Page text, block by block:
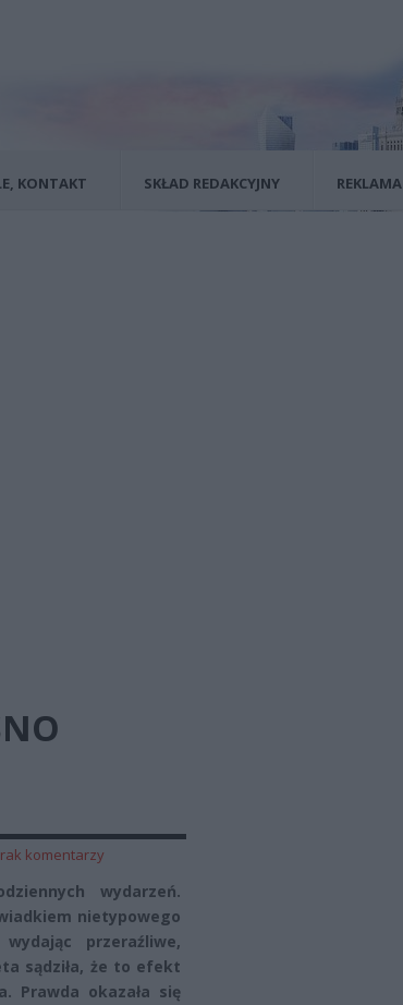
KONTAKT SKŁAD REDAKCYJNY REKLAMA
komentarzy
wydarzeń.
nietypowego
przeraźliwe,
sądziła, że to efekt
Prawda okazała się